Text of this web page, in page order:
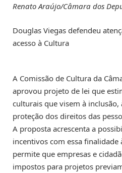
Renato Araújo/Câmara dos
Douglas Viegas defendeu
acesso à Cultura
A Comissão de Cultura da
aprovou projeto de lei que
culturais que visem à inclusão,
proteção dos direitos das
A proposta acrescenta a
incentivos com essa finalidade
permite que empresas e
impostos para projetos